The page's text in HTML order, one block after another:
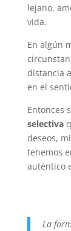
lejano,
vida.
En algún
distancia
en el
Entonces
selectiva
deseos,
tenemos
auténtico
La